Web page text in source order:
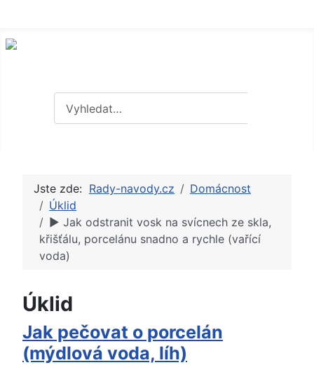
Jste zde: Rady-navody.cz
Domácnost
Úklid
► Jak odstranit vosk na svícnech ze skla,
křišťálu, porcelánu snadno a rychle (vařící
voda)
Úklid
Jak pečovat o porcelán
(mýdlová voda, líh)